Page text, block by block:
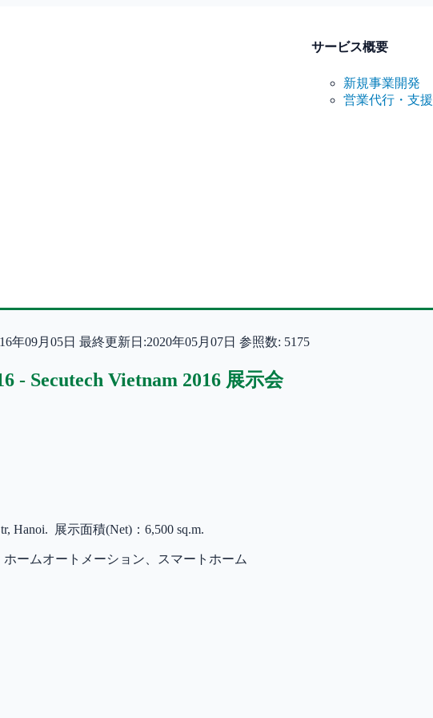
サービス概要
新規事業開発
営業代行・支援
年09月05日 最終更新日:2020年05月07日 参照数: 5175
- Secutech Vietnam 2016 展示会
Hanoi. 展示面積(Net)：6,500 sq.m.
ームオートメーション、スマートホーム